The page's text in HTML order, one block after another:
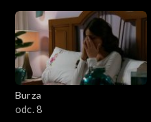
Burza
odc. 8